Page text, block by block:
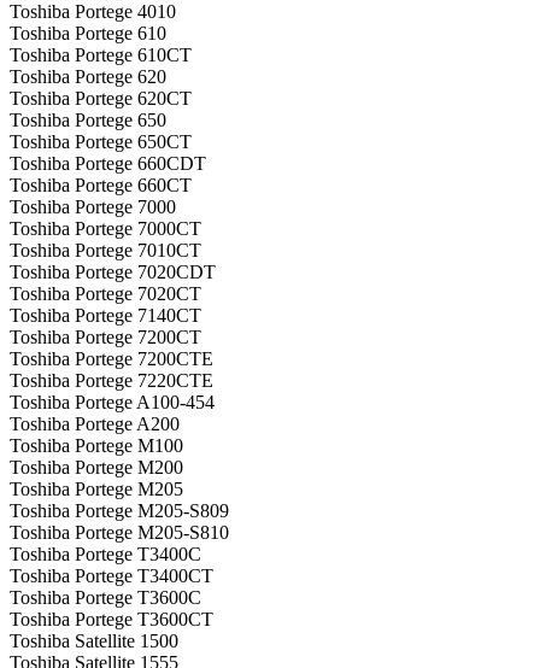
Toshiba Portege 4010
Toshiba Portege 610
Toshiba Portege 610CT
Toshiba Portege 620
Toshiba Portege 620CT
Toshiba Portege 650
Toshiba Portege 650CT
Toshiba Portege 660CDT
Toshiba Portege 660CT
Toshiba Portege 7000
Toshiba Portege 7000CT
Toshiba Portege 7010CT
Toshiba Portege 7020CDT
Toshiba Portege 7020CT
Toshiba Portege 7140CT
Toshiba Portege 7200CT
Toshiba Portege 7200CTE
Toshiba Portege 7220CTE
Toshiba Portege A100-454
Toshiba Portege A200
Toshiba Portege M100
Toshiba Portege M200
Toshiba Portege M205
Toshiba Portege M205-S809
Toshiba Portege M205-S810
Toshiba Portege T3400C
Toshiba Portege T3400CT
Toshiba Portege T3600C
Toshiba Portege T3600CT
Toshiba Satellite 1500
Toshiba Satellite 1555